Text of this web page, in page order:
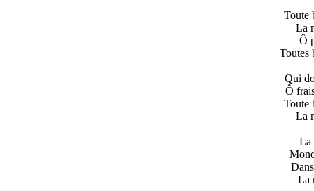
Toute
La
Ô
Toutes
Qui
Ô
Toute
La
La
La